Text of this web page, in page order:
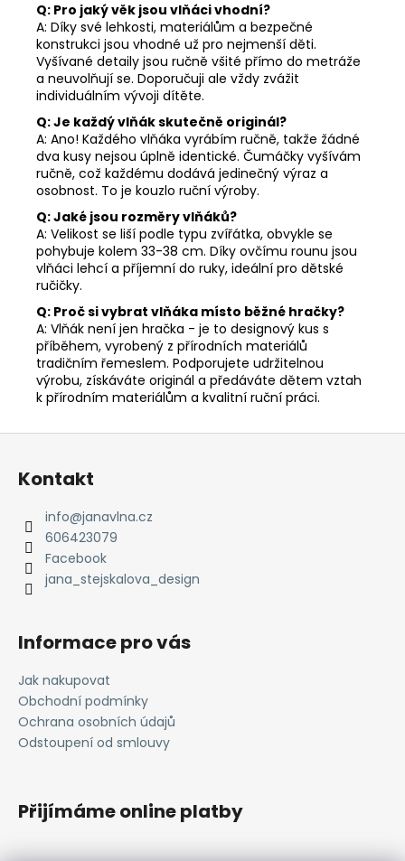
Q: Pro jaký věk jsou vlňáci vhodní?
A: Díky své lehkosti, materiálům a bezpečné
konstrukci jsou vhodné už pro nejmenší děti.
Vyšívané detaily jsou ručně všité přímo do metráže
a neuvolňují se. Doporučuji ale vždy zvážit
individuálním vývoji dítěte.
Q: Je každý vlňák skutečně originál?
A: Ano! Každého vlňáka vyrábím ručně, takže žádné
dva kusy nejsou úplně identické. Čumáčky vyšívám
ručně, což každému dodává jedinečný výraz a
osobnost. To je kouzlo ruční výroby.
Q: Jaké jsou rozměry vlňáků?
A: Velikost se liší podle typu zvířátka, obvykle se
pohybuje kolem 33-38 cm. Díky ovčímu rounu jsou
vlňáci lehcí a příjemní do ruky, ideální pro dětské
ručičky.
Q: Proč si vybrat vlňáka místo běžné hračky?
A: Vlňák není jen hračka - je to designový kus s
příběhem, vyrobený z přírodních materiálů
tradičním řemeslem. Podporujete udržitelnou
výrobu, získáváte originál a předáváte dětem vztah
k přírodním materiálům a kvalitní ruční práci.
Kontakt
info@janavlna.cz
606423079
Facebook
jana_stejskalova_design
Informace pro vás
Jak nakupovat
Obchodní podmínky
Ochrana osobních údajů
Odstoupení od smlouvy
Přijímáme online platby